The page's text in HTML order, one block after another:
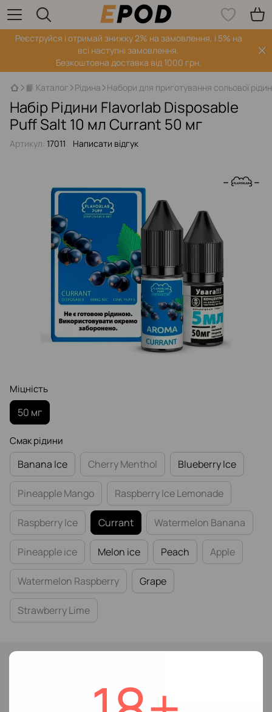
Реєструйся і отримай знижку 2% на замовлення, і 5% на
всі наступні замовлення.
Безкоштовна доставка від 1000 грн.
📙 Каталог Рідина Набори для приготування сольової
Набір Рідини Flavorlab Disposable
Puff Salt 10 мл Currant 50 мг
Артикул: 17011 Написати відгук
Міцність
50 мг
Смак рідини
Banana Ice Cherry Menthol Blueberry Ice
Pineapple Mango Raspberry Ice Lemonade
Raspberry Ice Currant Watermelon Banana
Pineapple ice Melon ice Peach Apple
Watermelon Raspberry Grape
Strawberry Lime
В наявності